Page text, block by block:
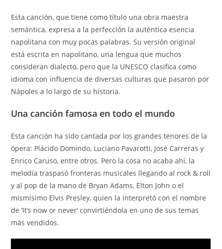
Esta canción, que tiene como título una obra maestra
semántica, expresa a la perfección la auténtica esencia
napolitana con muy pocas palabras. Su versión original
está escrita en napolitano, una lengua que muchos
consideran dialecto, pero que la UNESCO clasifica como
idioma con influencia de diversas culturas que pasaron por
Nápoles a lo largo de su historia.
Una canción famosa en todo el mundo
Esta canción ha sido cantada por los grandes tenores de la
ópera: Plácido Domindo, Luciano Pavarotti, José Carreras y
Enrico Caruso, entre otros. Pero la cosa no acaba ahí, la
melodía traspasó fronteras musicales llegando al rock & roll
y al pop de la mano de Bryan Adams, Elton John o el
mismísimo Elvis Presley, quien la interpretó con el nombre
de ‘It’s now or never’ convirtiéndola en uno de sus temas
más vendidos.